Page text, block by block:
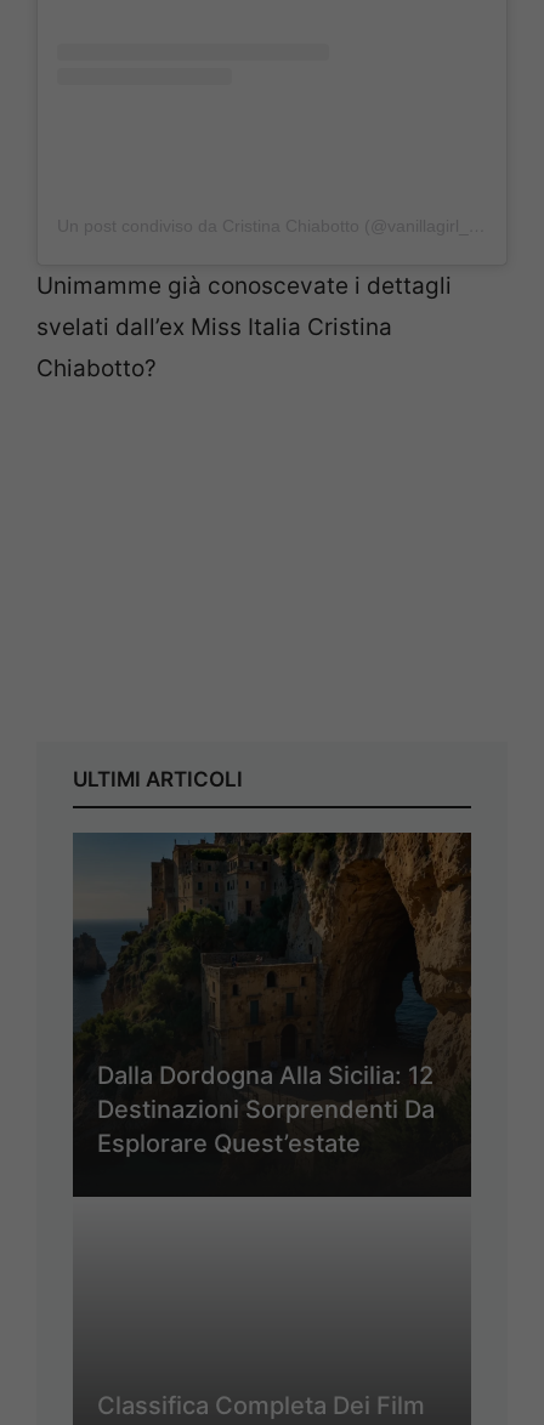
Unimamme già conoscevate i dettagli
svelati dall’ex Miss Italia Cristina
Chiabotto?
ULTIMI ARTICOLI
Dalla Dordogna Alla Sicilia: 12
Destinazioni Sorprendenti Da
Esplorare Quest’estate
Classifica Completa Dei Film